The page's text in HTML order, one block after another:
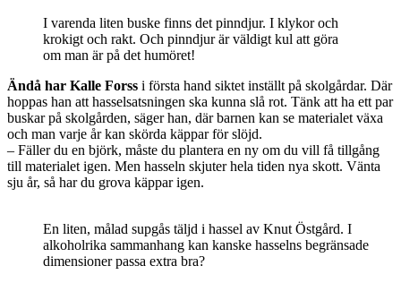
I varenda liten buske finns det pinndjur. I klykor och
krokigt och rakt. Och pinndjur är väldigt kul att göra
om man är på det humöret!
Ändå har Kalle Forss i första hand siktet inställt på skolgårdar. Där
hoppas han att hasselsatsningen ska kunna slå rot. Tänk att ha ett par
buskar på skolgården, säger han, där barnen kan se materialet växa
och man varje år kan skörda käppar för slöjd.
– Fäller du en björk, måste du plantera en ny om du vill få tillgång
till materialet igen. Men hasseln skjuter hela tiden nya skott. Vänta
sju år, så har du grova käppar igen.
En liten, målad supgås täljd i hassel av Knut Östgård. I
alkoholrika sammanhang kan kanske hasselns begränsade
dimensioner passa extra bra?